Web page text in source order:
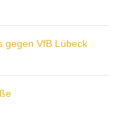
gegen VfB Lübeck